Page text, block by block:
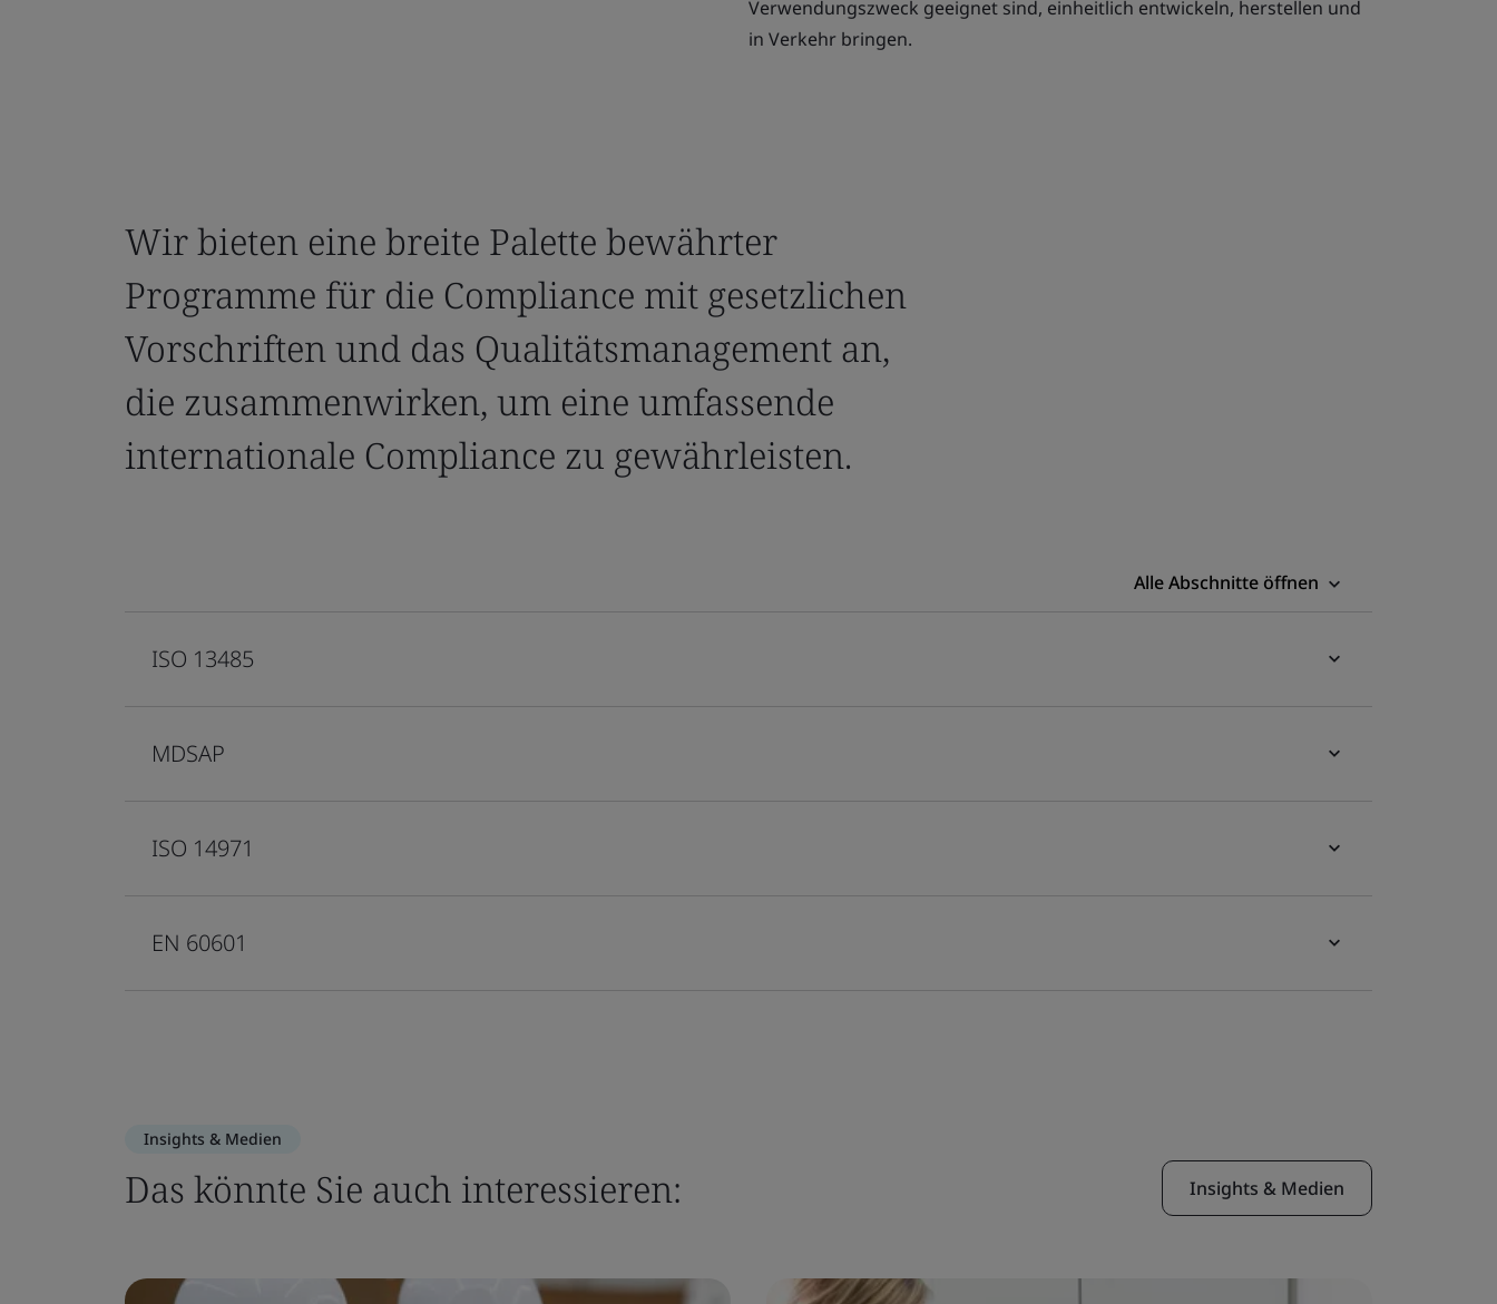
Verwendungszweck geeignet sind, einheitlich entwickeln, herstellen und
in Verkehr bringen.
Wir bieten eine breite Palette bewährter
Programme für die Compliance mit gesetzlichen
Vorschriften und das Qualitätsmanagement an,
die zusammenwirken, um eine umfassende
internationale Compliance zu gewährleisten.
Alle Abschnitte öffnen
ISO 13485
MDSAP
ISO 14971
EN 60601
Insights & Medien
Das könnte Sie auch interessieren: Insights & Medien